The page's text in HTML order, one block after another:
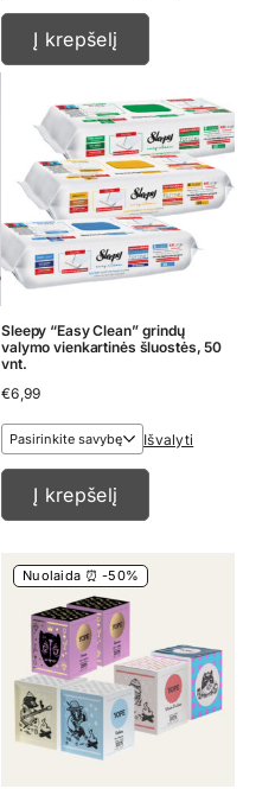
Į krepšelį
Sleepy “Easy Clean” grindų
valymo vienkartinės šluostės, 50
vnt.
€6,99
Išvalyti
Į krepšelį
Nuolaida ⏰ -50%